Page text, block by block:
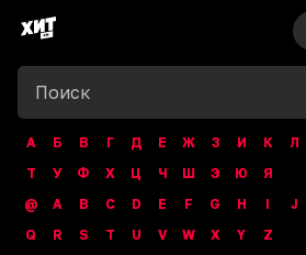
А Б В Г Д Е Ж З И К Л
Т
У Ф Х Ц Ч Ш Э Ю
Я
@
A B C D E F G H I J
Q
R S T U V W X Y Z